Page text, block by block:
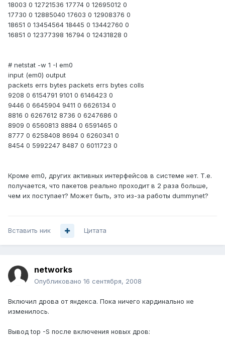
18003 0 12721536 17774 0 12695012 0
17730 0 12885040 17603 0 12908376 0
18651 0 13454564 18445 0 13442760 0
16851 0 12377398 16794 0 12431828 0
# netstat -w 1 -I em0
input (em0) output
packets errs bytes packets errs bytes colls
9208 0 6154791 9101 0 6146423 0
9446 0 6645904 9411 0 6626134 0
8816 0 6267612 8736 0 6247686 0
8909 0 6560813 8884 0 6591465 0
8777 0 6258408 8694 0 6260341 0
8454 0 5992247 8487 0 6011723 0
Кроме em0, других активных интерфейсов в системе нет. Т.е.
получается, что пакетов реально проходит в 2 раза больше,
чем их поступает? Может быть, это из-за работы dummynet?
Вставить ник Цитата
networks
Опубликовано 16 сентября, 2008
Включил дрова от яндекса. Пока ничего кардинально не
изменилось.
Вывод top -S после включения новых дров: